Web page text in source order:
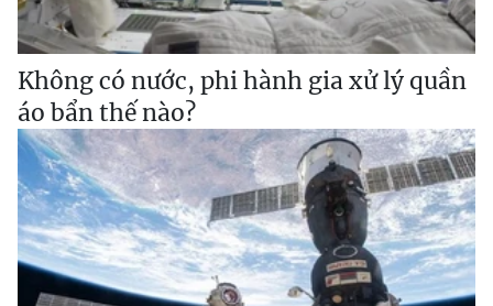
Không có nước, phi hành gia xử lý quần
áo bẩn thế nào?